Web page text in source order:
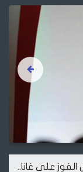
على غانا..